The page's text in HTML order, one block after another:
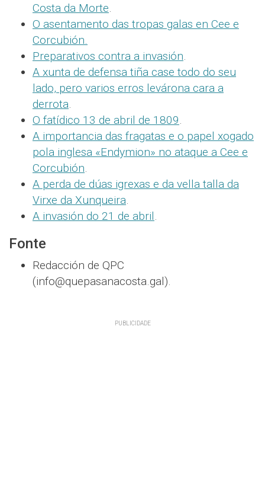
Costa da Morte.
O asentamento das tropas galas en Cee e
Corcubión.
Preparativos contra a invasión.
A xunta de defensa tiña case todo do seu
lado, pero varios erros levárona cara a
derrota.
O fatídico 13 de abril de 1809.
A importancia das fragatas e o papel xogado
pola inglesa «Endymion» no ataque a Cee e
Corcubión.
A perda de dúas igrexas e da vella talla da
Virxe da Xunqueira.
A invasión do 21 de abril.
Fonte
Redacción de QPC
(info@quepasanacosta.gal).